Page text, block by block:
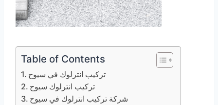
Table of Contents
تركيب انترلوك في سيوح
تركيب انترلوك سيوح
شركة تركيب انترلوك في سيوح